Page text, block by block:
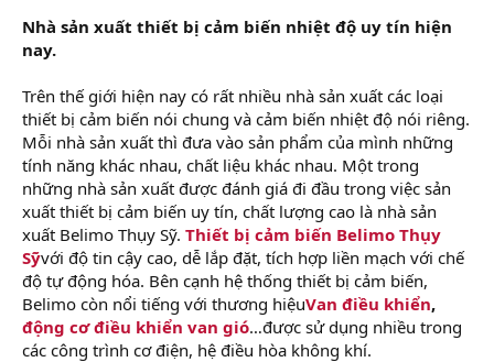
Nhà sản xuất thiết bị cảm biến nhiệt độ uy tín hiện
nay.
Trên thế giới hiện nay có rất nhiều nhà sản xuất các loại
thiết bị cảm biến nói chung và cảm biến nhiệt độ nói riêng.
Mỗi nhà sản xuất thì đưa vào sản phẩm của mình những
tính năng khác nhau, chất liệu khác nhau. Một trong
những nhà sản xuất được đánh giá đi đầu trong việc sản
xuất thiết bị cảm biến uy tín, chất lượng cao là nhà sản
xuất Belimo Thụy Sỹ. Thiết bị cảm biến Belimo Thụy
Sỹvới độ tin cậy cao, dễ lắp đặt, tích hợp liền mạch với chế
độ tự động hóa. Bên cạnh hệ thống thiết bị cảm biến,
Belimo còn nổi tiếng với thương hiệuVan điều khiển,
động cơ điều khiển van gió…được sử dụng nhiều trong
các công trình cơ điện, hệ điều hòa không khí.